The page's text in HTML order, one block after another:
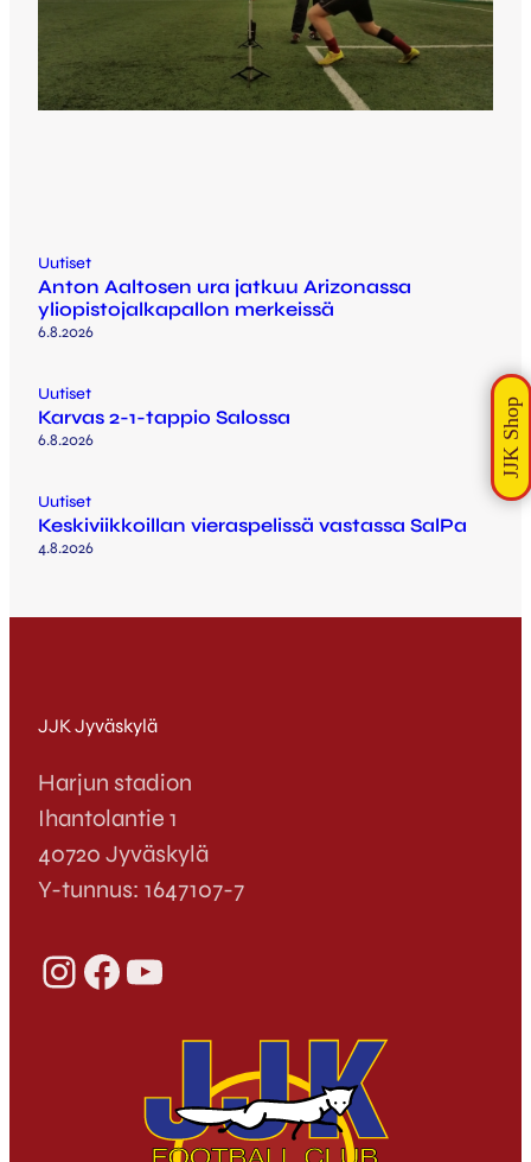
Uutiset
Anton Aaltosen ura jatkuu Arizonassa
yliopistojalkapallon merkeissä
6.8.2026
Uutiset
Karvas 2-1-tappio Salossa
6.8.2026
Uutiset
Keskiviikkoillan vieraspelissä vastassa SalPa
4.8.2026
JJK Jyväskylä
Harjun stadion
Ihantolantie 1
40720 Jyväskylä
Y-tunnus: 1647107-7
InstagramFacebook YouTube